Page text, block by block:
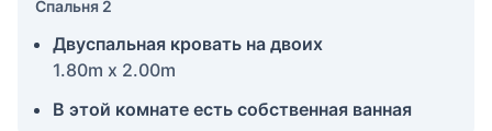
Спальня 2
Двуспальная кровать на двоих
1.80m x 2.00m
В этой комнате есть собственная ванная